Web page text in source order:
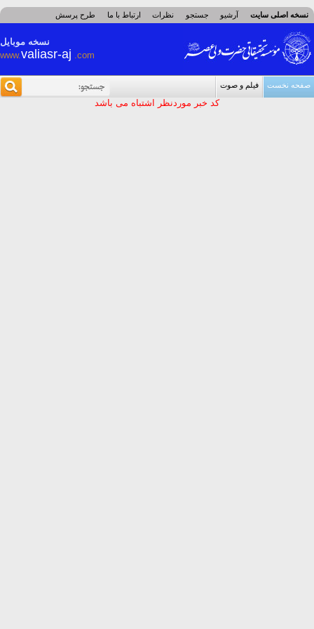
نسخه اصلی سایت آرشیو جستجو نظرات ارتباط با ما طرح پرسش
نسخه موبایل
www.valiasr-aj .com
صفحه نخست فیلم و صوت
کد خبر موردنظر اشتباه می باشد